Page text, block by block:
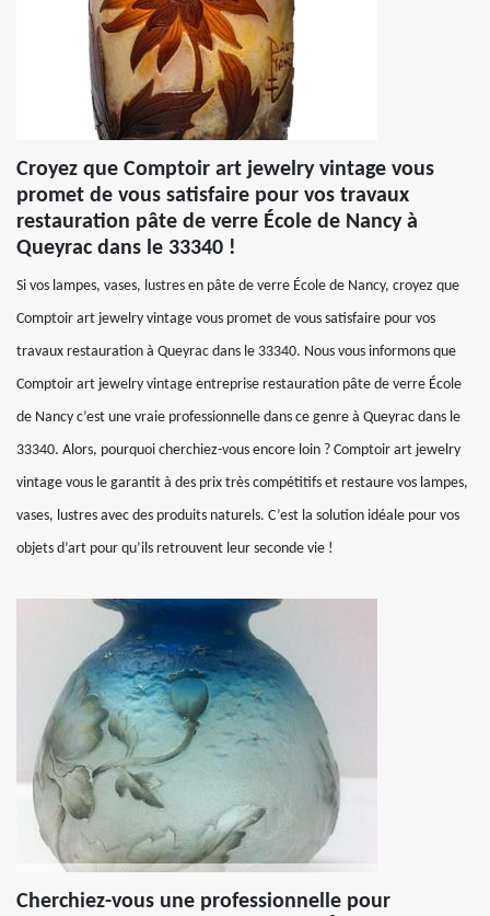
Croyez que Comptoir art jewelry vintage vous
promet de vous satisfaire pour vos travaux
restauration pâte de verre École de Nancy à
Queyrac dans le 33340 !
Si vos lampes, vases, lustres en pâte de verre École de Nancy, croyez que
Comptoir art jewelry vintage vous promet de vous satisfaire pour vos
travaux restauration à Queyrac dans le 33340. Nous vous informons que
Comptoir art jewelry vintage entreprise restauration pâte de verre École
de Nancy c’est une vraie professionnelle dans ce genre à Queyrac dans le
33340. Alors, pourquoi cherchiez-vous encore loin ? Comptoir art jewelry
vintage vous le garantit à des prix très compétitifs et restaure vos lampes,
vases, lustres avec des produits naturels. C’est la solution idéale pour vos
objets d’art pour qu’ils retrouvent leur seconde vie !
Cherchiez-vous une professionnelle pour